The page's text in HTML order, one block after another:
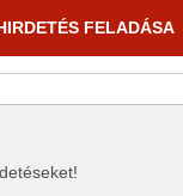
FELADÁSA